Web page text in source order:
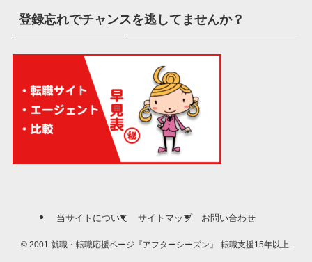
登録忘れでチャンスを逃してませんか？
当サイトについて サイトマップ お問い合わせ
© 2001 就職・転職応援ページ『アフターシーズン』-転職支援15年以上.